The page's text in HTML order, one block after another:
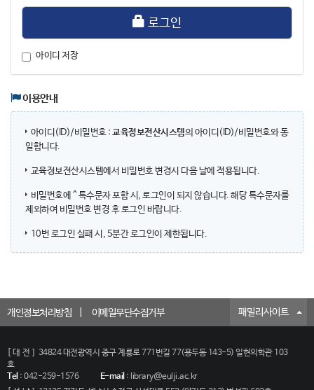
번
로그인
아이디 저장
이용안내
아이디(ID)/비밀번호 : 교육정보전산시스템의 아이디(ID)/비밀번호와 동
일합니다.
교육정보전산시스템에서 비밀번호 변경시 다음 날에 적용됩니다.
비밀번호에 ^ 특수문자 포함 시, 로그인이 되지 않습니다. 해당 특수문자를
제외하여 비밀번호 변경 후 로그인 바랍니다.
10번 로그인 실패 시, 5분간 로그인이 제한됩니다.
개인정보처리방침 이메일무단수집거부 패밀리사이트
[대전]
34824 대전광역시 중구 계룡로 771번길 77(용두동 143-5) 일현의학관 103
호
Tel: 042-259-1576 E-mail: library@eulji.ac.kr